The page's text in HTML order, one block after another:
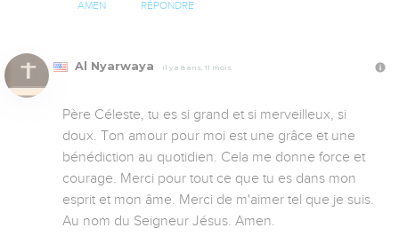
AMEN RÉPONDRE
Al Nyarwaya Il y a 8 ans, 11 mois
Père Céleste, tu es si grand et si merveilleux, si
doux. Ton amour pour moi est une grâce et une
bénédiction au quotidien. Cela me donne force et
courage. Merci pour tout ce que tu es dans mon
esprit et mon âme. Merci de m'aimer tel que je suis.
Au nom du Seigneur Jésus. Amen.